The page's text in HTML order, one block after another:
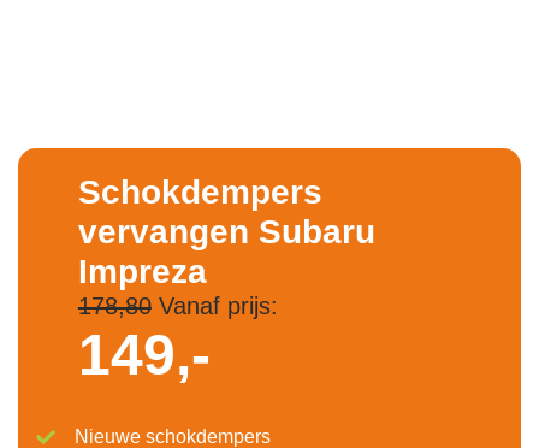
Schokdempers
vervangen Subaru
Impreza
178,80Vanaf prijs:
149,-
Nieuwe schokdempers